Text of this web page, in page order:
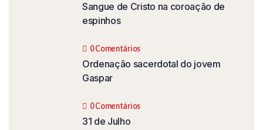
Sangue de Cristo na coroação de
espinhos
0 Comentários
Ordenação sacerdotal do jovem
Gaspar
0 Comentários
31 de Julho